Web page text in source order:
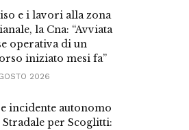
e i lavori alla zona
la Cna: “Avviata
operativa di un
iniziato mesi fa”
2026
incidente autonomo
Stradale per Scoglitti: